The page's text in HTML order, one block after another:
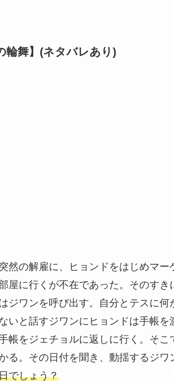
輪舞】(ネタバレあり)
然の解雇に、ヒョンドをはじめマ
屋に行くが不在であった。そのすき
ジワンを呼び出す。自分とテスに
いと話すジワンにヒョンドは手帳を
帳をジェチョルに返しに行く。そ
る。その日付を聞き、動揺するジワ
でしょう？